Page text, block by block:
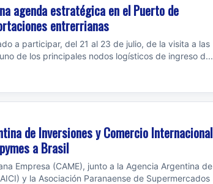
agenda estratégica en el Puerto de
entrerrianas
a participar, del 21 al 23 de julio, de la visita a las
de los principales nodos logísticos de ingreso d...
de Inversiones y Comercio Internacional
a Brasil
Empresa (CAME), junto a la Agencia Argentina de
y la Asociación Paranaense de Supermercados